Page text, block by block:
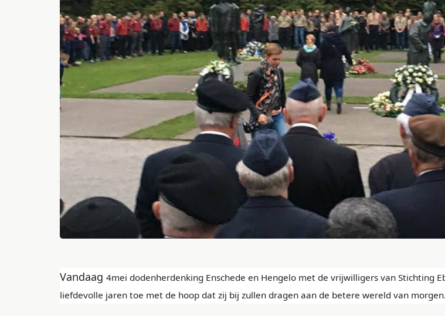
Vandaag 4mei dodenherdenking Enschede en Hengelo met de vrijwilligers van Stichting
liefdevolle jaren toe met de hoop dat zij bij zullen dragen aan de betere wereld van morgen.